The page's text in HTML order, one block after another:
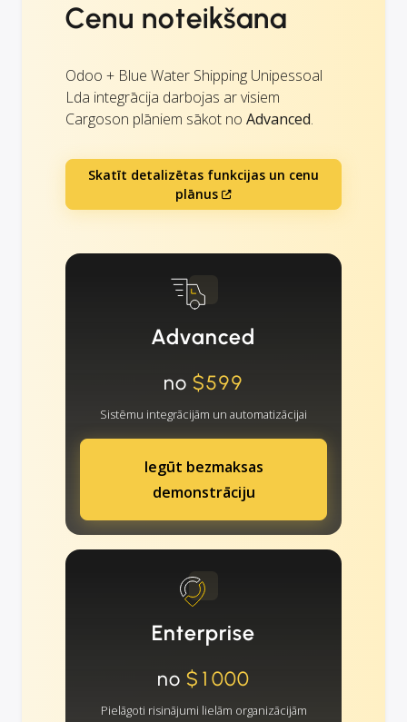
Cenu noteikšana
Odoo + Blue Water Shipping Unipessoal
Lda integrācija darbojas ar visiem
Cargoson plāniem sākot no Advanced.
Skatīt detalizētas funkcijas un cenu
plānus
Advanced
no$599
Sistēmu integrācijām un automatizācijai
Iegūt bezmaksas
demonstrāciju
Enterprise
no$1000
Pielāgoti risinājumi lielām organizācijām